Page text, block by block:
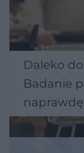
Daleko
Badanie